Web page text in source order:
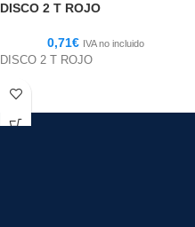
DISCO 2 T ROJO
0,71€ IVA no incluido
DISCO 2 T ROJO